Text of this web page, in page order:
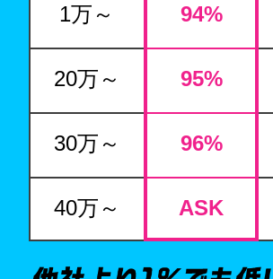
1万～ 94%
20万～ 95%
30万～ 96%
40万～ ASK